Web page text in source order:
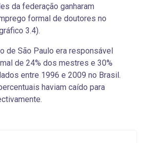
da federação ganharam
formal de doutores no
3.4).
de São Paulo era responsável
de 24% dos mestres e 30%
entre 1996 e 2009 no Brasil.
haviam caído para